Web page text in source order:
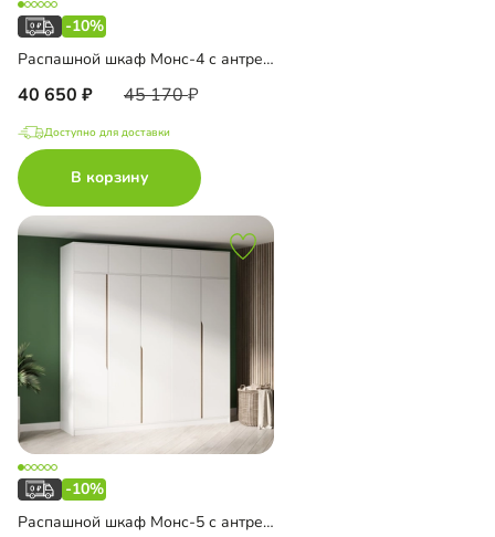
-10%
Распашной шкаф Монс-4 с антресолью
40 650 45 170
Доступно для доставки
В корзину
-10%
Распашной шкаф Монс-5 с антресолью